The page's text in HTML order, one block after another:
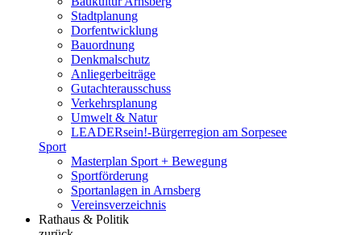
Stadtplanung
Dorfentwicklung
Bauordnung
Denkmalschutz
Anliegerbeiträge
Gutachterausschuss
Verkehrsplanung
Umwelt & Natur
LEADERsein!-Bürgerregion am Sorpesee
Sport
Masterplan Sport + Bewegung
Sportförderung
Sportanlagen in Arnsberg
Vereinsverzeichnis
Rathaus & Politik